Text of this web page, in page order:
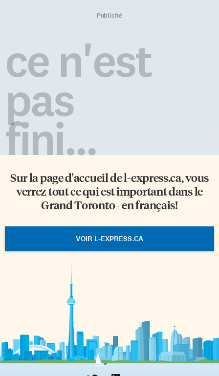
Publicité
ce n'est
pas
fini...
Sur la page d'accueil del-express.ca, vous
verrez tout ce qui est important dans le
Grand Toronto - en français!
VOIR L-EXPRESS.CA